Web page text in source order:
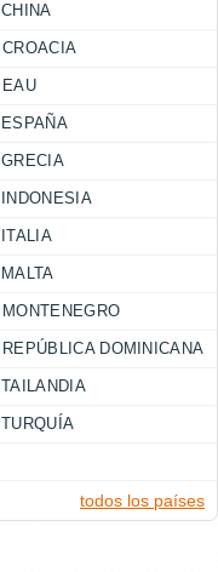
CHINA
CROACIA
EAU
ESPAÑA
GRECIA
INDONESIA
ITALIA
MALTA
MONTENEGRO
REPÚBLICA DOMINICANA
TAILANDIA
TURQUÍA
todos los países